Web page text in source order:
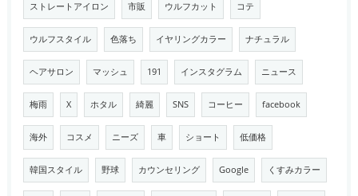
ストレートアイロン 市販 ウルフカット コテ
ウルフスタイル 色落ち イヤリングカラー ナチュラル
ヘアサロン マッシュ 191 インスタグラム ニュース
梅雨 X ホタル 綺麗 SNS コーヒー facebook
海外 コスメ ニーズ 車 ショート 低価格
韓国スタイル 野球 カウンセリング Google くすみカラー